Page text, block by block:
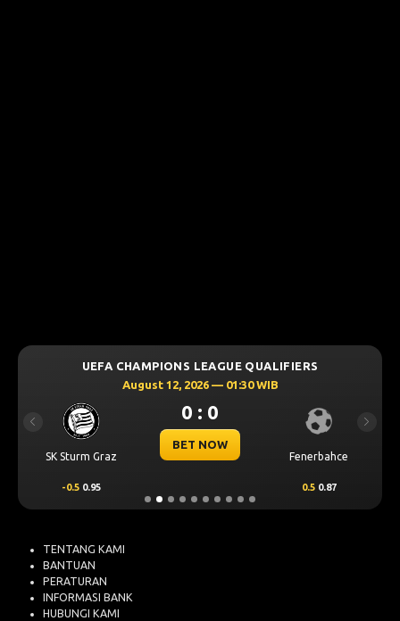
UEFA CHAMPIONS LEAGUE QUALIFIERS
August 12, 2026 — 01:30 WIB
SK Sturm Graz
0 : 0
BET NOW
Fenerbahce
-0.5 0.95 0.5 0.87
Previous Next
TENTANG KAMI
BANTUAN
PERATURAN
INFORMASI BANK
HUBUNGI KAMI